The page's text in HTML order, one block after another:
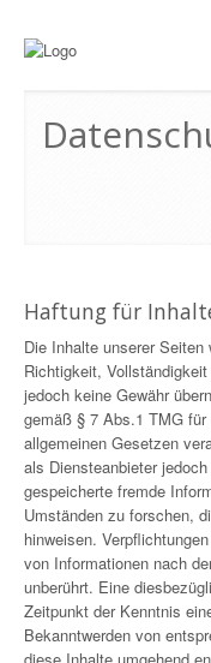
START
Haftung für
Die Inhalte unserer
Richtigkeit,
jedoch keine Gewähr
gemäß § 7 Abs.1 TMG
allgemeinen Gesetzen
als Diensteanbieter
gespeicherte fremde
Umständen zu forschen,
hinweisen.
von Informationen nach
unberührt. Eine
Zeitpunkt der Kenntnis
Bekanntwerden von